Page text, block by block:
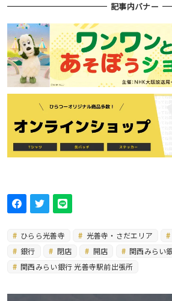
記事内バナー
ひらら光善寺 光善寺・さだエリア
銀行
閉店 開店
関西みらい
関西みらい銀行 光善寺駅前出張所